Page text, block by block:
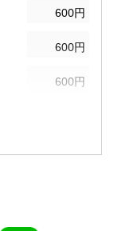
600円
600円
600円